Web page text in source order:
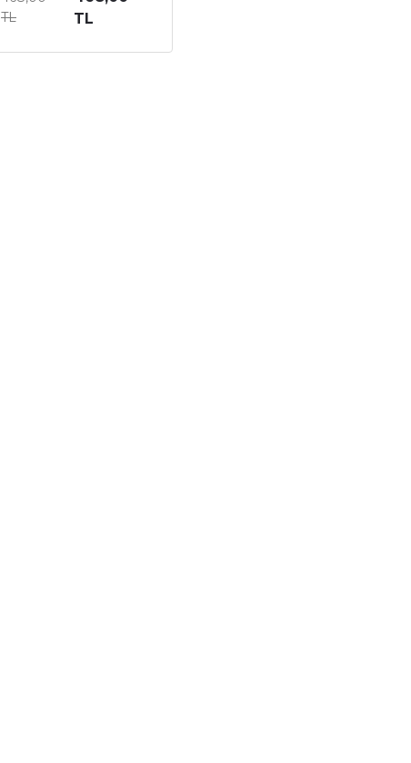
TL
TL